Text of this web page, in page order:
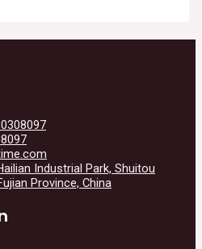
Industrial Park, Shuitou
Province, China